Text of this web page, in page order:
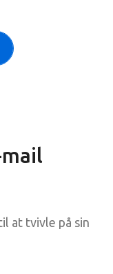
at tvivle på sin